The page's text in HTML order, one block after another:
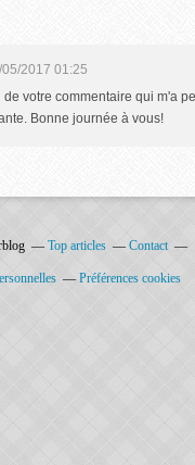
05/2017 01:25
de votre commentaire qui m'a
Bonne journée à vous!
Top articles Contact
Préférences cookies